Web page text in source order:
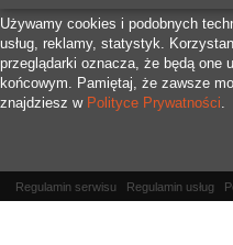
Używamy cookies i podobnych
usług, reklamy, statystyk.
przeglądarki oznacza, że będą one
końcowym. Pamiętaj, że zawsze
znajdziesz w Polityce Prywatności.
Regulamin serwisu Regulamin usług